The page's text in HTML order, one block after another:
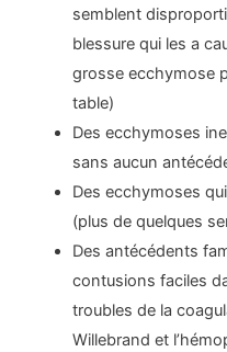
semblent
blessure qui les a
grosse ecchymose
table)
Des ecchymoses
sans aucun
Des ecchymoses
(plus de quelques
Des antécédents
contusions faciles
troubles de la
Willebrand et